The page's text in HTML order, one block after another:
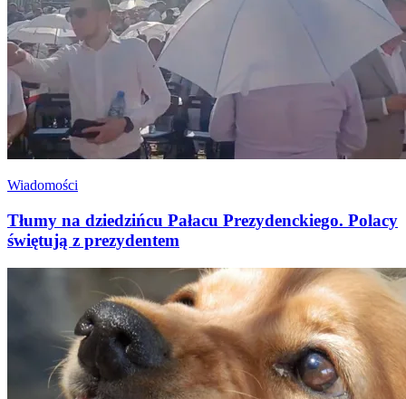
Wiadomości
Tłumy na dziedzińcu Pałacu Prezydenckiego. Polacy
świętują z prezydentem